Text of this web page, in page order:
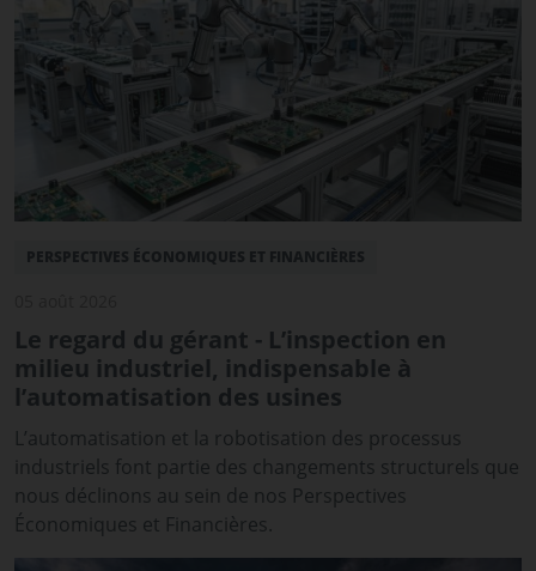
PERSPECTIVES ÉCONOMIQUES ET FINANCIÈRES
Le regard du gérant - L’inspection en
milieu industriel, indispensable à
l’automatisation des usines
L’automatisation et la robotisation des processus
industriels font partie des changements structurels que
nous déclinons au sein de nos Perspectives
Économiques et Financières.